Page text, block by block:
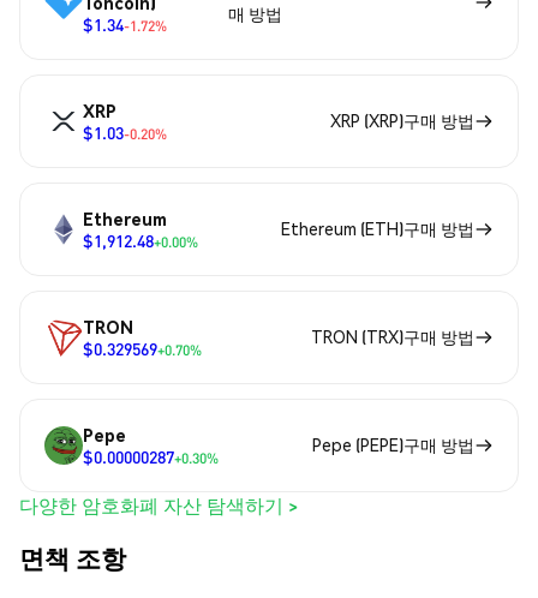
$1.34-1.72%
매 방법
XRP
$1.03-0.20%
XRP (XRP)구매 방법
Ethereum
$1,912.48+0.00%
Ethereum (ETH)구매 방법
TRON
$0.329569+0.70%
TRON (TRX)구매 방법
Pepe
$0.00000287+0.30%
Pepe (PEPE)구매 방법
다양한 암호화폐 자산 탐색하기 >
면책 조항